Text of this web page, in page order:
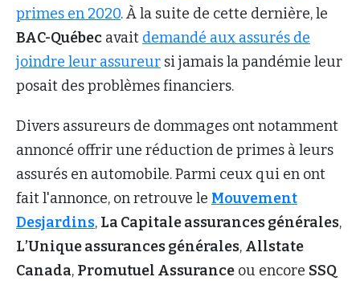
primes en 2020. À la suite de cette dernière, le
BAC-Québec avait demandé aux assurés de
joindre leur assureur si jamais la pandémie leur
posait des problèmes financiers.
Divers assureurs de dommages ont notamment
annoncé offrir une réduction de primes à leurs
assurés en automobile. Parmi ceux qui en ont
fait l'annonce, on retrouve le Mouvement
Desjardins, La Capitale assurances générales,
L’Unique assurances générales, Allstate
Canada, Promutuel Assurance ou encore SSQ